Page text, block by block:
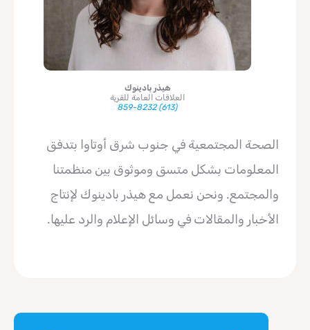
هيذر بادينوك
العلاقات العامة للقرية
(613) 859-8232
الصحة المجتمعية في جنوب شرق أوتاوا بتدفق
المعلومات بشكل متسق وموثوق بين منظمتنا
والمجتمع. ونحن نعمل مع هيذر بادينوك لإنتاج
الأخبار والمقالات في وسائل الإعلام والرد عليها.